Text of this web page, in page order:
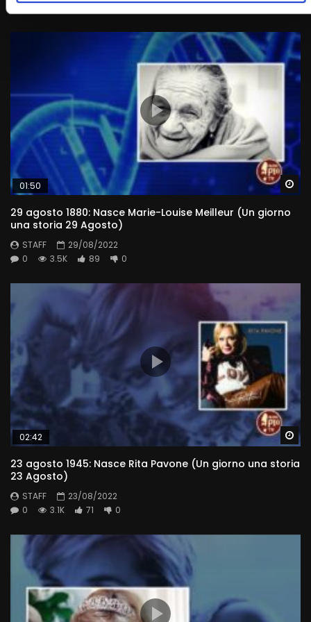
0
3.5K 33 0
01:50
29 agosto 1880: Nasce Marie-Louise Meilleur (Un giorno
una storia 29 Agosto)
STAFF
29/08/2022
0
3.5K 89 0
02:42
23 agosto 1945: Nasce Rita Pavone (Un giorno una storia
23 Agosto)
STAFF
23/08/2022
0
3.1K 71 0